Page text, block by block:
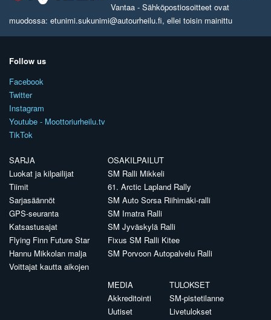
Vantaa - Sähköpostiosoitteet ovat
muodossa: etunimi.sukunimi@autourheilu.fi, ellei toisin mainittu
Follow us
Facebook
Twitter
Instagram
Youtube - Moottoriurheilu.tv
TikTok
SARJA
Luokat ja kilpailijat
Tiimit
Sarjasäännöt
GPS-seuranta
Katsastusajat
Flying Finn Future Star
Hannu Mikkolan malja
Voittajat kautta aikojen
OSAKILPAILUT
SM Ralli Mikkeli
61. Arctic Lapland Rally
SM Auto Sorsa Riihimäki-ralli
SM Imatra Ralli
SM Jyväskylä Ralli
Fixus SM Ralli Kitee
SM Porvoon Autopalvelu Ralli
MEDIA
Akkreditointi
Uutiset
TULOKSET
SM-pistetilanne
Livetulokset